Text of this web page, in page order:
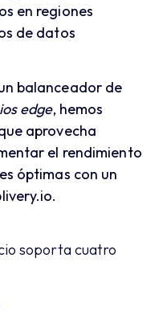
en regiones
de datos
balanceador de
edge, hemos
aprovecha
el rendimiento
óptimas con un
.
soporta cuatro